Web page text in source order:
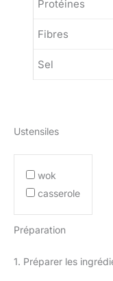
Protéines
Fibres
Sel
Ustensiles
wok
casserole
Préparation
1. Préparer les